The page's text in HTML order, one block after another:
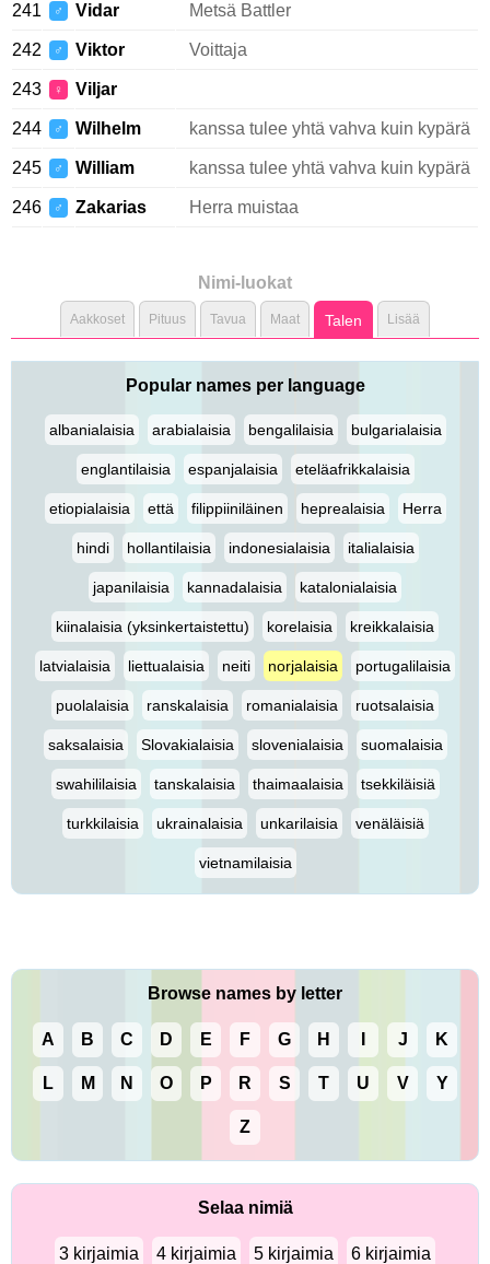
241 ♂ Vidar Metsä Battler
242 ♂ Viktor Voittaja
243 ♀ Viljar
244 ♂ Wilhelm kanssa tulee yhtä vahva kuin kypärä
245 ♂ William kanssa tulee yhtä vahva kuin kypärä
246 ♂ Zakarias Herra muistaa
Nimi-luokat
Aakkoset Pituus Tavua Maat Talen Lisää
Popular names per language
albanialaisia arabialaisia bengalilaisia bulgarialaisia
englantilaisia espanjalaisia eteläafrikkalaisia
etiopialaisia että filippiiniläinen heprealaisia Herra
hindi hollantilaisia indonesialaisia italialaisia
japanilaisia kannadalaisia katalonialaisia
kiinalaisia (yksinkertaistettu) korelaisia kreikkalaisia
latvialaisia liettualaisia neiti norjalaisia portugalilaisia
puolalaisia ranskalaisia romanialaisia ruotsalaisia
saksalaisia Slovakialaisia slovenialaisia suomalaisia
swahililaisia tanskalaisia thaimaalaisia tsekkiläisiä
turkkilaisia ukrainalaisia unkarilaisia venäläisiä
vietnamilaisia
Browse names by letter
A B C D E F G H J K
L M N O P R S T U V Y
Z
Selaa nimiä
3 kirjaimia 4 kirjaimia 5 kirjaimia 6 kirjaimia